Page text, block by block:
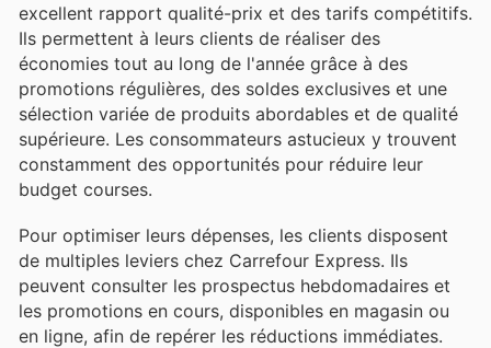
excellent rapport qualité-prix et des tarifs compétitifs.
Ils permettent à leurs clients de réaliser des
économies tout au long de l'année grâce à des
promotions régulières, des soldes exclusives et une
sélection variée de produits abordables et de qualité
supérieure. Les consommateurs astucieux y trouvent
constamment des opportunités pour réduire leur
budget courses.
Pour optimiser leurs dépenses, les clients disposent
de multiples leviers chez Carrefour Express. Ils
peuvent consulter les prospectus hebdomadaires et
les promotions en cours, disponibles en magasin ou
en ligne, afin de repérer les réductions immédiates.